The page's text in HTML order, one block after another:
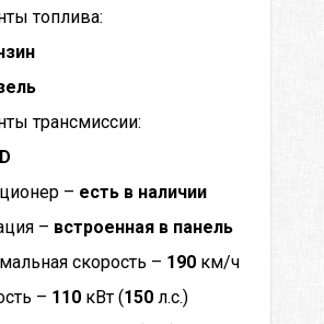
топлива:
трансмиссии:
– есть в наличии
– встроенная в панель
скорость – 190 км/ч
– 110 кВт (150 л.с.)